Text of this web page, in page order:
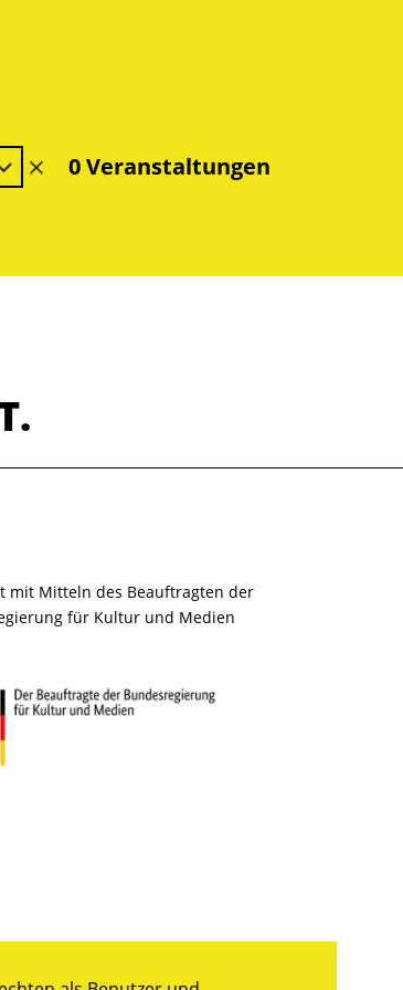
Filter0 Veranstaltungen
mit Mitteln des Beauftragten der
für Kultur und Medien